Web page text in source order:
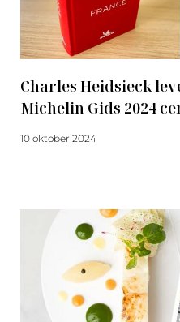
Charles Heidsieck
Michelin Gids 2024
10 oktober 2024